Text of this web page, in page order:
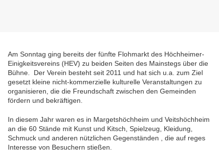
Am Sonntag ging bereits der fünfte Flohmarkt des Höchheimer-
Einigkeitsvereins (HEV) zu beiden Seiten des Mainstegs über die
Bühne. Der Verein besteht seit 2011 und hat sich u.a. zum Ziel
gesetzt kleine nicht-kommerzielle kulturelle Veranstaltungen zu
organisieren, die die Freundschaft zwischen den Gemeinden
fördern und bekräftigen.
In diesem Jahr waren es in Margetshöchheim und Veitshöchheim
an die 60 Stände mit Kunst und Kitsch, Spielzeug, Kleidung,
Schmuck und anderen nützlichen Gegenständen , die auf reges
Interesse von Besuchern stießen.